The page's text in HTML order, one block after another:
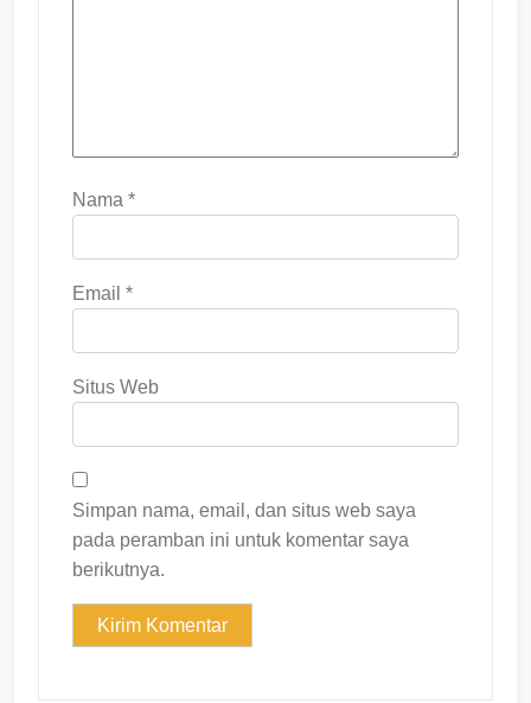
Nama *
Email *
Situs Web
Simpan nama, email, dan situs web saya
pada peramban ini untuk komentar saya
berikutnya.